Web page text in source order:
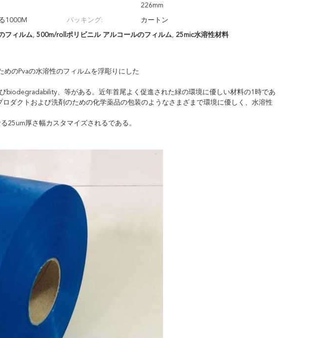
226mm
1000M パッキング: カートン
フィルム, 500m/rollポリビニル アルコールのフィルム, 25mic水溶性材料
のPvaの水溶性のフィルムを浮彫りにした
biodegradability、等がある。近年首尾よく促進された緑の環境に優しい材料の1時であ
ダクトおよび洗剤のための化学薬品の包装のようなさまざまで環境に優しく、水溶性
25um厚さ幅カスタマイズされるである。